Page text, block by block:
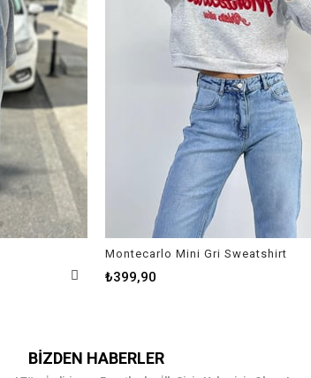
Montecarlo Mini Gri Sweatshirt
₺399,90
BIZDEN HABERLER